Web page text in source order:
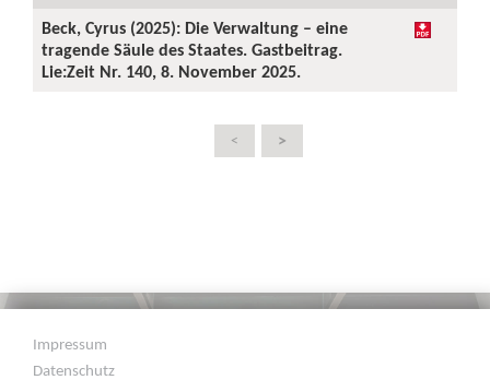
Beck, Cyrus (2025): Die Verwaltung – eine
tragende Säule des Staates. Gastbeitrag.
Lie:Zeit Nr. 140, 8. November 2025.
< >
Impressum
Datenschutz